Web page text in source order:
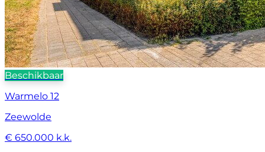
Beschikbaar
Warmelo 12
Zeewolde
€ 650.000 k.k.